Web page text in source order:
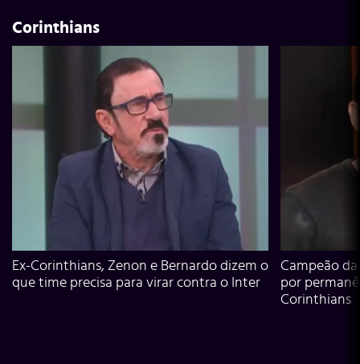
Corinthians
Ex-Corinthians, Zenon e Bernardo dizem o
que time precisa para virar contra o Inter
Campeão
por
Corinthians